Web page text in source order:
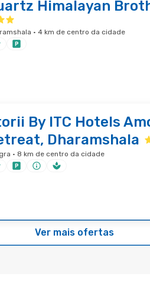
Himalayan
· 4 km de centro da cidade
By ITC Hotels
Dharamshala
· 8 km de centro da cidade
Ver mais ofertas